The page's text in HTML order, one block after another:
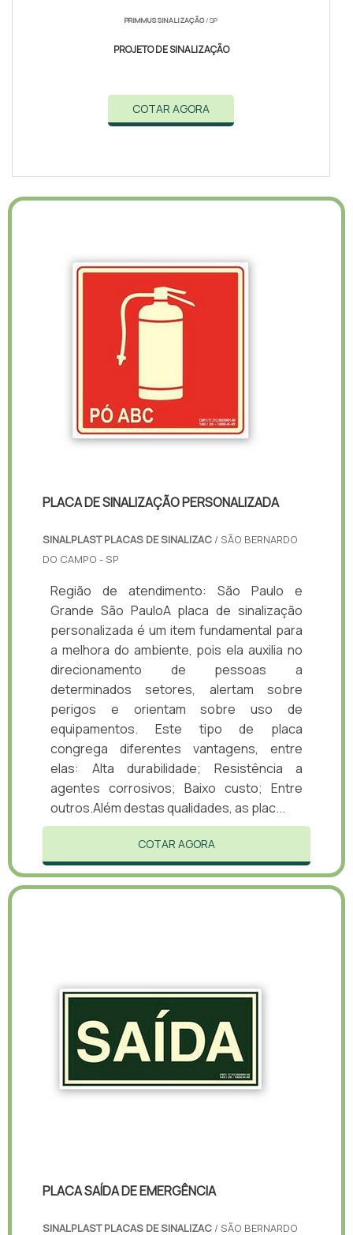
PRIMMUS SINALIZAÇÃO/ SP
PROJETO DE SINALIZAÇÃO
COTAR AGORA
PLACA DE SINALIZAÇÃO PERSONALIZADA
SINALPLAST PLACAS DE SINALIZAC / SÃO BERNARDO
DO CAMPO - SP
Região de atendimento: São Paulo e
Grande São PauloA placa de sinalização
personalizada é um item fundamental para
a melhora do ambiente, pois ela auxilia no
direcionamento de pessoas a
determinados setores, alertam sobre
perigos e orientam sobre uso de
equipamentos. Este tipo de placa
congrega diferentes vantagens, entre
elas: Alta durabilidade; Resistência a
agentes corrosivos; Baixo custo; Entre
outros.Além destas qualidades, as plac...
COTAR AGORA
PLACA SAÍDA DE EMERGÊNCIA
SINALPLAST PLACAS DE SINALIZAC / SÃO BERNARDO